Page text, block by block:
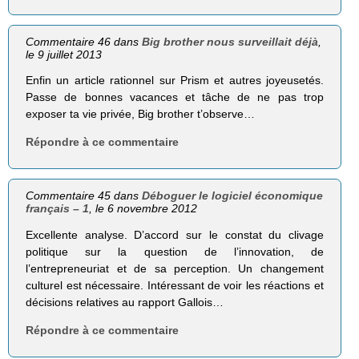
Commentaire 46 dansBig brother nous surveillait déjà
le 9 juillet 2013
Enfin un article rationnel sur Prism et autres joyeusetés.
Passe de bonnes vacances et tâche de ne pas trop
exposer ta vie privée, Big brother t’observe…
Répondre à ce commentaire
Commentaire 45 dansDéboguer le logiciel économique
français – 1, le 6 novembre 2012
Excellente analyse. D’accord sur le constat du clivage
politique sur la question de l’innovation, de
l’entrepreneuriat et de sa perception. Un changement
culturel est nécessaire. Intéressant de voir les réactions et
décisions relatives au rapport Gallois…
Répondre à ce commentaire